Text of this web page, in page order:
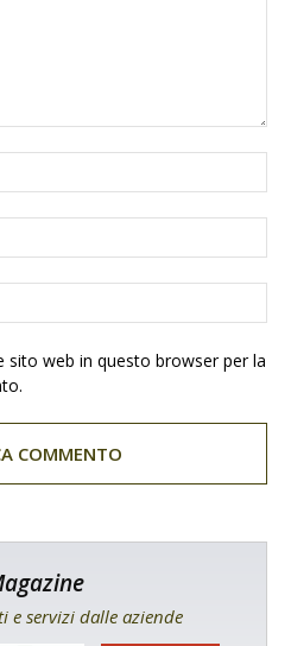
sito web in questo browser per la
e servizi dalle aziende